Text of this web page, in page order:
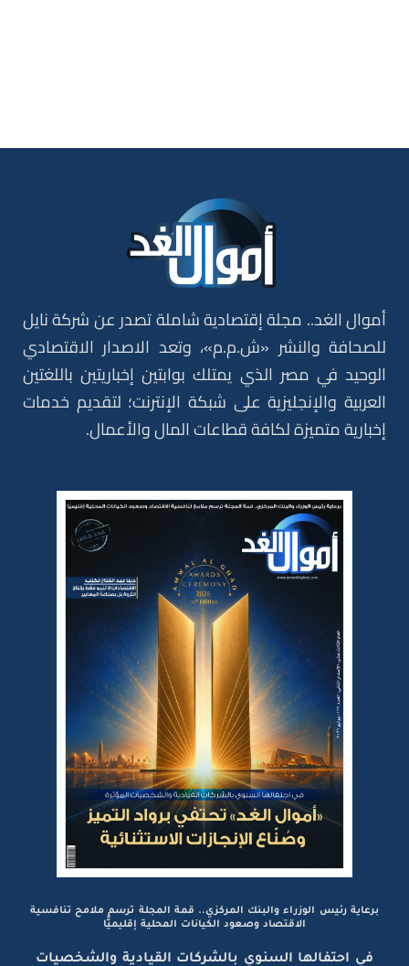
أموال الغد.. مجلة إقتصادية شاملة تصدر عن شركة نايل
للصحافة والنشر «ش.م.م»، وتعد الاصدار الاقتصادي
الوحيد في مصر الذي يمتلك بوابتين إخباريتين باللغتين
العربية والإنجليزية على شبكة الإنترنت؛ لتقديم خدمات
إخبارية متميزة لكافة قطاعات المال والأعمال.
برعاية رئيس الوزراء والبنك المركزي.. قمة المجلة ترسم ملامح تنافسية
الاقتصاد وصعود الكيانات المحلية إقليميًّا
في احتفالها السنوي بالشركات القيادية والشخصيات